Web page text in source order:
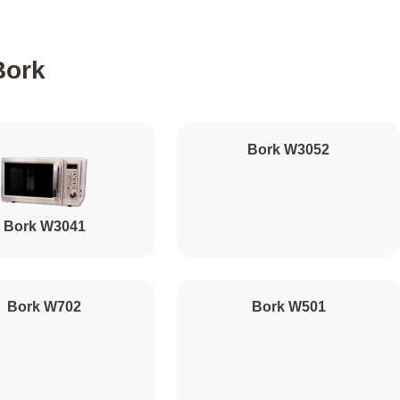
450
500
500
Bork W3041
Bork W3052
Bork W702 Bork W501